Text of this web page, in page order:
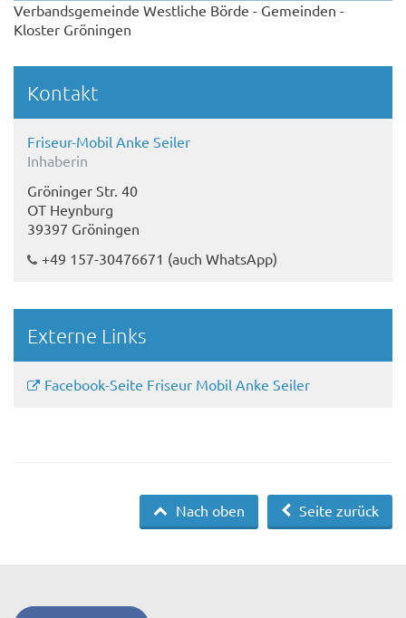
Verbandsgemeinde Westliche Börde - Gemeinden -
Kloster Gröningen
Kontakt
Friseur-Mobil Anke Seiler
Inhaberin
Gröninger Str. 40
OT Heynburg
39397 Gröningen
+49 157-30476671 (auch WhatsApp)
Externe Links
Facebook-Seite Friseur Mobil Anke Seiler
Seite zurück
Nach oben